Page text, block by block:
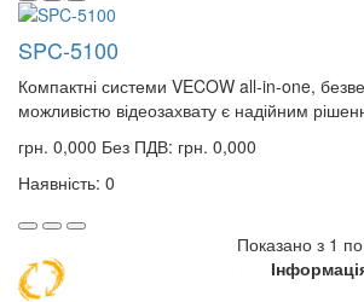
SPC-5100
Компактні системи VECOW all-in-one,
можливістю відеозахвату є надійним
грн. 0,000 Без ПДВ: грн. 0,000
Наявність: 0
Показано з 1 по